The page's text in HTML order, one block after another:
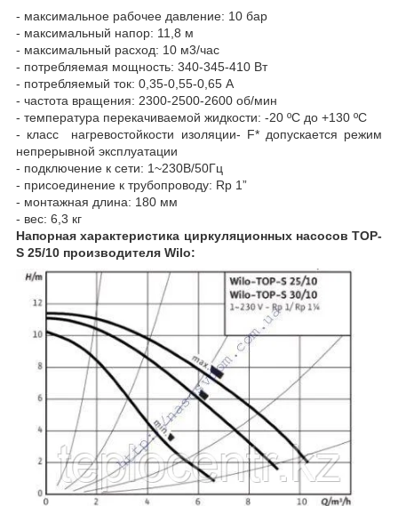
- максимальное рабочее давление: 10 бар
- максимальный напор: 11,8 м
- максимальный расход: 10 м3/час
- потребляемая мощность: 340-345-410 Вт
- потребляемый ток: 0,35-0,55-0,65 А
- частота вращения: 2300-2500-2600 об/мин
- температура перекачиваемой жидкости: -20 ºC до +130 ºC
- класс нагревостойкости изоляции- F* допускается режим
непрерывной эксплуатации
- подключение к сети: 1~230В/50Гц
- присоединение к трубопроводу: Rp 1”
- монтажная длина: 180 мм
- вес: 6,3 кг
Напорная характеристика циркуляционных насосов TOP-
S 25/10 производителя Wilo: